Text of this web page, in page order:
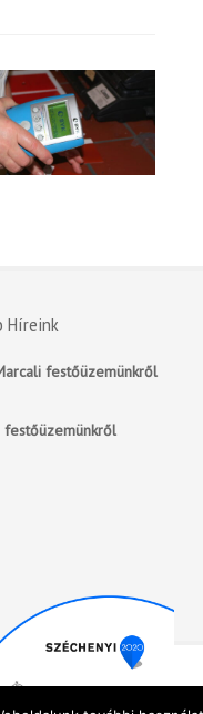
Híreink
festőüzemünkről
festőüzemünkről